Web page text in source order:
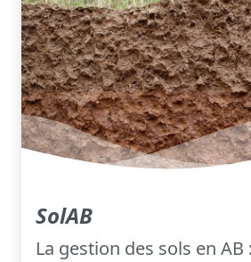
SolAB
La gestion des sols en AB